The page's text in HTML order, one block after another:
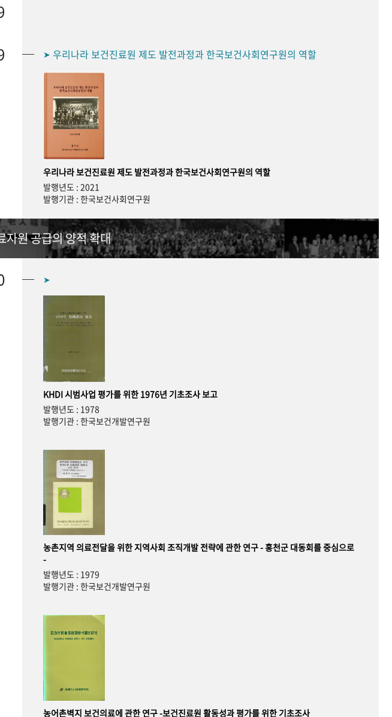
➤ 우리나라 보건진료원 제도 발전과정과 한국보건사회연구원의 역할
우리나라 보건진료원 제도 발전과정과 한국보건사회연구원의 역할
발행년도 : 2021
발행기관 : 한국보건사회연구원
자원 공급의 양적 확대
➤
KHDI 시범사업 평가를 위한 1976년 기초조사 보고
발행년도 : 1978
발행기관 : 한국보건개발연구원
농촌지역 의료전달을 위한 지역사회 조직개발 전략에 관한 연구 - 홍천군 대동회를 중심으로
-
발행년도 : 1979
발행기관 : 한국보건개발연구원
농어촌벽지 보건의료에 관한 연구 -보건진료원 활동성과 평가를 위한 기초조사